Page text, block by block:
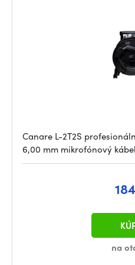
Canare L-2T2S
6,00 mm mikrofónový
na